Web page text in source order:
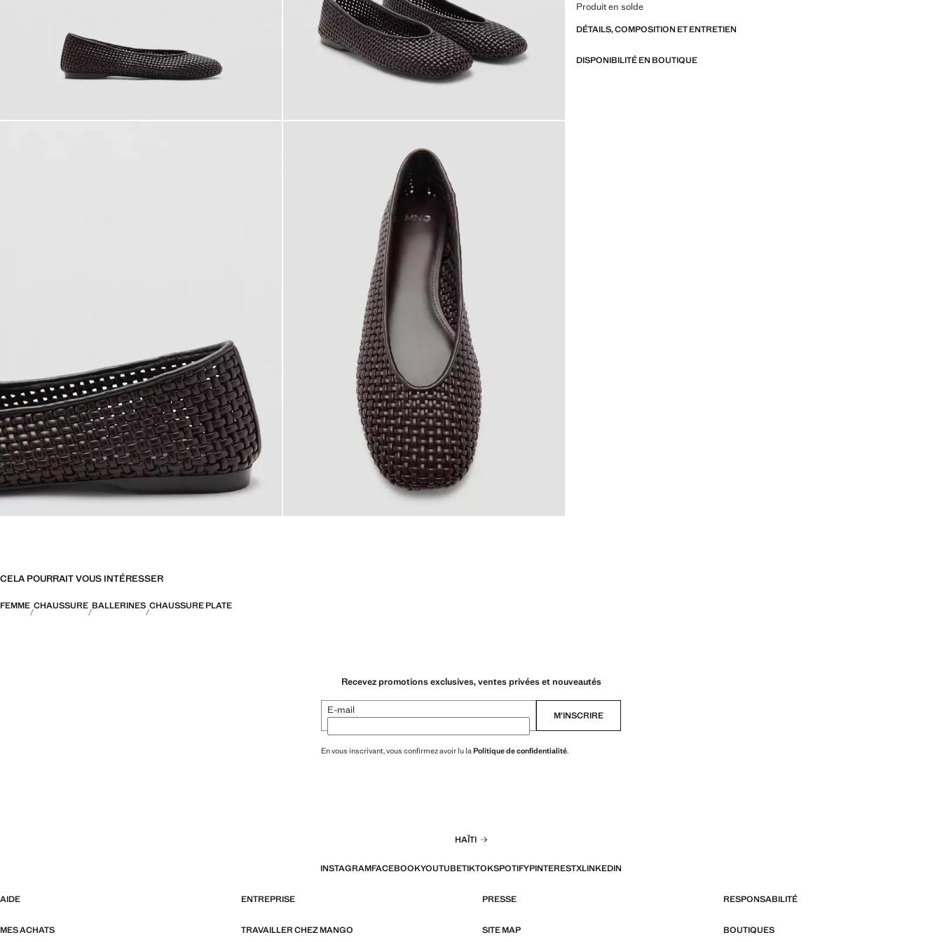
Produit en solde
DÉTAILS, COMPOSITION ET ENTRETIEN
DISPONIBILITÉ EN BOUTIQUE
CELA POURRAIT VOUS INTÉRESSER
FEMME CHAUSSURE BALLERINES CHAUSSURE PLATE
Recevez promotions exclusives, ventes privées et nouveautés
E-mail M’INSCRIRE
En vous inscrivant, vous confirmez avoir lu laPolitique de confidentialité.
HAÏTI
INSTAGRAMFACEBOOKYOUTUBETIKTOKSPOTIFYPINTERESTXLINKEDIN
AIDE ENTREPRISE PRESSE RESPONSABILITÉ
MES ACHATS TRAVAILLER CHEZ MANGO SITE MAP BOUTIQUES